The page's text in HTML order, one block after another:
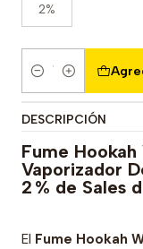
2%
Cantidad
DESCRIPCIÓN
Fume
Vaporizador
2 % de Sales
El Fume Hookah